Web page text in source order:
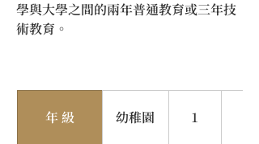
學與大學之間的兩年普通教育或三年技
術教育。
年 級 幼稚園 1